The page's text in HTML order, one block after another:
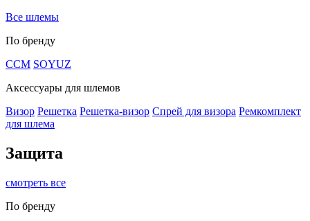
Все шлемы
По бренду
CCM SOYUZ
Аксессуары для шлемов
Визор Решетка Решетка-визор Спрей для визора Ремкомплект
для шлема
Защита
смотреть все
По бренду